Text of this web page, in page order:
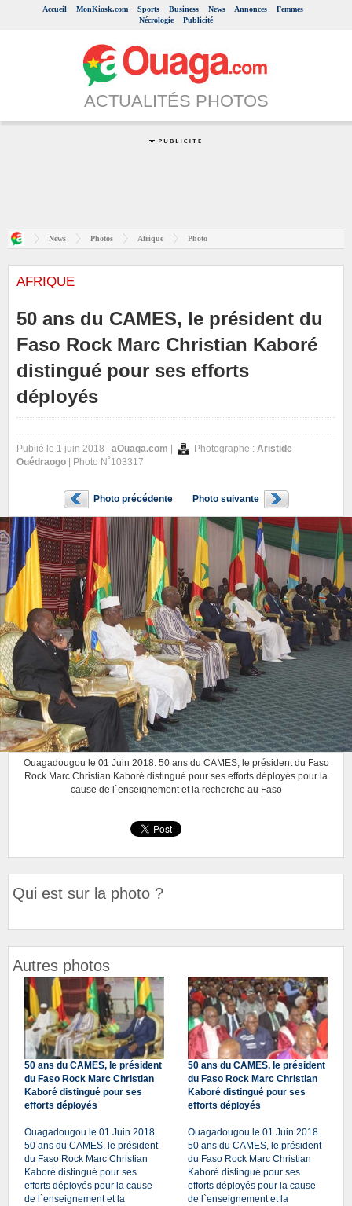
Accueil MonKiosk.com Sports Business News Annonces
Femmes
Nécrologie
Publicité
ACTUALITÉS PHOTOS
News Photos Afrique Photo
AFRIQUE
50 ans du CAMES, le président du
Faso Rock Marc Christian Kaboré
distingué pour ses efforts
déployés
Publié le 1 juin 2018 | aOuaga.com Photographe : Aristide
Ouédraogo | Photo N˚103317
Photo précédente Photo suivante
Ouagadougou le 01 Juin 2018. 50 ans du CAMES, le président du Faso
Rock Marc Christian Kaboré distingué pour ses efforts déployés pour la
cause de l`enseignement et la recherche au Faso
Qui est sur la photo ?
Autres photos
50 ans du CAMES, le président
du Faso Rock Marc Christian
Kaboré distingué pour ses
efforts déployés
Ouagadougou le 01 Juin 2018.
50 ans du CAMES, le président
du Faso Rock Marc Christian
Kaboré distingué pour ses
efforts déployés pour la cause
de l`enseignement et la
50 ans du CAMES, le président
du Faso Rock Marc Christian
Kaboré distingué pour ses
efforts déployés
Ouagadougou le 01 Juin 2018.
50 ans du CAMES, le président
du Faso Rock Marc Christian
Kaboré distingué pour ses
efforts déployés pour la cause
de l`enseignement et la